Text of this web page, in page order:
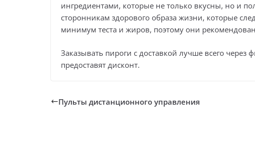
ингредиентами, которые не только вкусны, но и
сторонникам здорового образа жизни, которые
минимум теста и жиров, поэтому они
Заказывать пироги с доставкой лучше всего
предоставят дисконт.
Пульты дистанционного управления